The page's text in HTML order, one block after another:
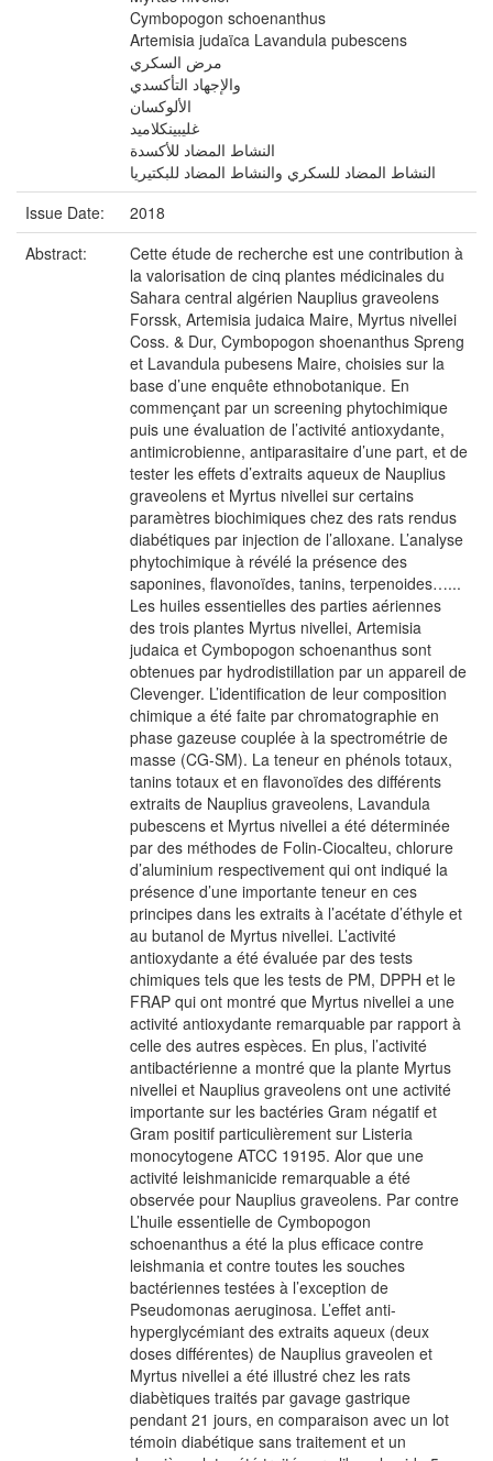
Cymbopogon schoenanthus
Artemisia judaïca Lavandula pubescens
مرض السكري
والإجهاد التأكسدي
الألوكسان
غليبينكلاميد
النشاط المضاد للأكسدة
النشاط المضاد للسكري والنشاط المضاد للبكتيريا
Issue Date:
2018
Abstract:
Cette étude de recherche est une contribution à
la valorisation de cinq plantes médicinales du
Sahara central algérien Nauplius graveolens
Forssk, Artemisia judaica Maire, Myrtus nivellei
Coss. & Dur, Cymbopogon shoenanthus Spreng
et Lavandula pubesens Maire, choisies sur la
base d’une enquête ethnobotanique. En
commençant par un screening phytochimique
puis une évaluation de l’activité antioxydante,
antimicrobienne, antiparasitaire d’une part, et de
tester les effets d’extraits aqueux de Nauplius
graveolens et Myrtus nivellei sur certains
paramètres biochimiques chez des rats rendus
diabétiques par injection de l’alloxane. L’analyse
phytochimique à révélé la présence des
saponines, flavonoïdes, tanins, terpenoides…...
Les huiles essentielles des parties aériennes
des trois plantes Myrtus nivellei, Artemisia
judaica et Cymbopogon schoenanthus sont
obtenues par hydrodistillation par un appareil de
Clevenger. L’identification de leur composition
chimique a été faite par chromatographie en
phase gazeuse couplée à la spectrométrie de
masse (CG-SM). La teneur en phénols totaux,
tanins totaux et en flavonoïdes des différents
extraits de Nauplius graveolens, Lavandula
pubescens et Myrtus nivellei a été déterminée
par des méthodes de Folin-Ciocalteu, chlorure
d’aluminium respectivement qui ont indiqué la
présence d’une importante teneur en ces
principes dans les extraits à l’acétate d’éthyle et
au butanol de Myrtus nivellei. L’activité
antioxydante a été évaluée par des tests
chimiques tels que les tests de PM, DPPH et le
FRAP qui ont montré que Myrtus nivellei a une
activité antioxydante remarquable par rapport à
celle des autres espèces. En plus, l’activité
antibactérienne a montré que la plante Myrtus
nivellei et Nauplius graveolens ont une activité
importante sur les bactéries Gram négatif et
Gram positif particulièrement sur Listeria
monocytogene ATCC 19195. Alor que une
activité leishmanicide remarquable a été
observée pour Nauplius graveolens. Par contre
L’huile essentielle de Cymbopogon
schoenanthus a été la plus efficace contre
leishmania et contre toutes les souches
bactériennes testées à l’exception de
Pseudomonas aeruginosa. L’effet anti-
hyperglycémiant des extraits aqueux (deux
doses différentes) de Nauplius graveolen et
Myrtus nivellei a été illustré chez les rats
diabètiques traités par gavage gastrique
pendant 21 jours, en comparaison avec un lot
témoin diabétique sans traitement et un